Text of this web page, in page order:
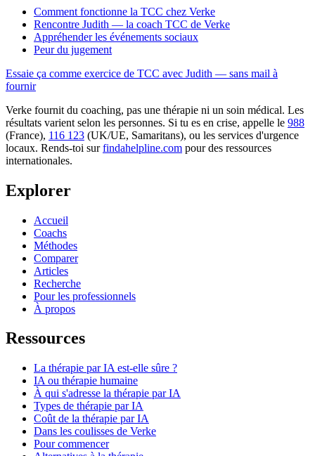
Comment fonctionne la TCC chez Verke
Rencontre Judith — la coach TCC de Verke
Appréhender les événements sociaux
Peur du jugement
Essaie ça comme exercice de TCC avec Judith — sans mail à
fournir
Verke fournit du coaching, pas une thérapie ni un soin médical. Les
résultats varient selon les personnes. Si tu es en crise, appelle le 988
(France), 116 123 (UK/UE, Samaritans), ou les services d'urgence
locaux. Rends-toi sur findahelpline.com pour des ressources
internationales.
Explorer
Accueil
Coachs
Méthodes
Comparer
Articles
Recherche
Pour les professionnels
À propos
Ressources
La thérapie par IA est-elle sûre ?
IA ou thérapie humaine
À qui s'adresse la thérapie par IA
Types de thérapie par IA
Coût de la thérapie par IA
Dans les coulisses de Verke
Pour commencer